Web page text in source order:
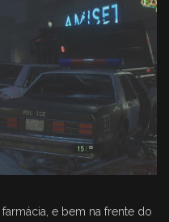
e bem na frente do